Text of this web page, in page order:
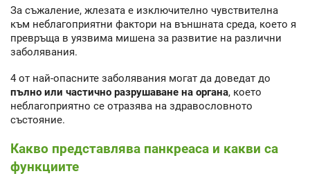
За съжаление, жлезата е изключително чувствителна
към неблагоприятни фактори на външната среда, което я
превръща в уязвима мишена за развитие на различни
заболявания.
4 от най-опасните заболявания могат да доведат до
пълно или частично разрушаване на органа, което
неблагоприятно се отразява на здравословното
състояние.
Какво представлява панкреаса и какви са
функциите